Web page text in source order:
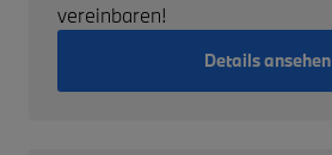
vereinbaren!
Details ansehen